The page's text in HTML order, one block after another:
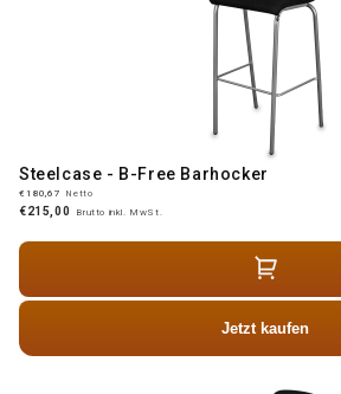
Steelcase - B-Free Barhocker
€180,67 Netto
€215,00 Brutto inkl. MwSt.
Jetzt kaufen